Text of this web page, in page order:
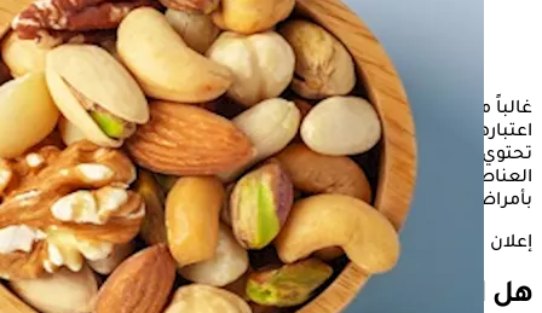
غالباً ما تكون المكسرات
وجبة خفيفة مغرية، سواء كانت تسالي أو
اعتبارها جزء من طعمك، فهى أطعمة غنية بالعناصر الغذائية
تحتوي على الألياف والبروتين والفيتامينات والمعادن وغيرها من
العناصر الغذائية التي يمكن أن تساعد في تقليل خطر الإصابة
بأمراض القلب والأوعية الدموية، وفقًا "British Heart Foundation".
إعلان
هل المكسرات تسبب السمنة؟